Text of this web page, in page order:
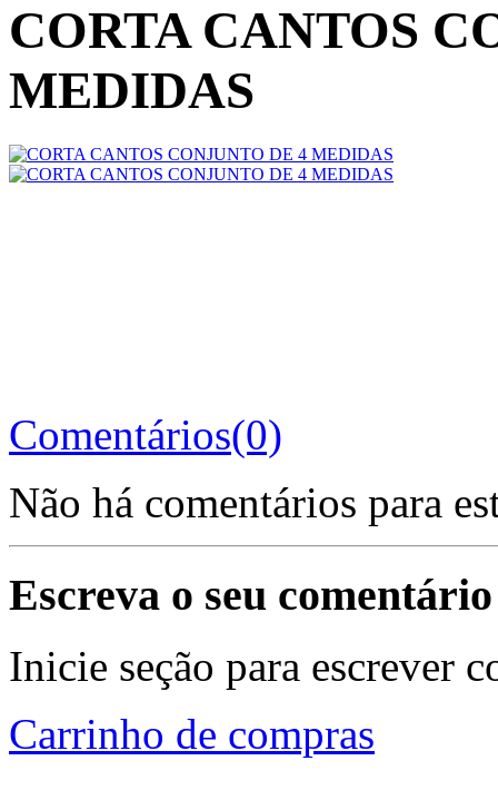
CORTA CANTOS
MEDIDAS
Comentários(0)
Não há comentários para
Escreva o seu comentário
Inicie seção para escrever
Carrinho de compras